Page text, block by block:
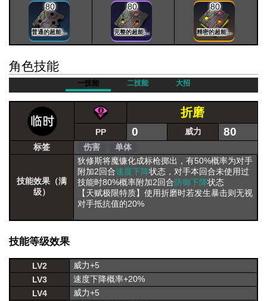
80
普通的超能晶片
80
完整的超能晶片
80
精密的超能晶片
角色技能
一技能 二技能 大招
折磨
PP 0 威力 80
标签 伤害 单体
技能效果（满
级）
狄修斯将魔镰化成标枪掷出，有50%概率为对手
附加2回合速度下降状态，对手本回合未使用过
技能时80%概率附加2回合防御下降状态
【天赋极限特质】使用折磨时若发生暴击则无视
对手抵抗值的20%
技能等级效果
LV2
威力+5
LV3
速度下降概率+20%
LV4
威力+5